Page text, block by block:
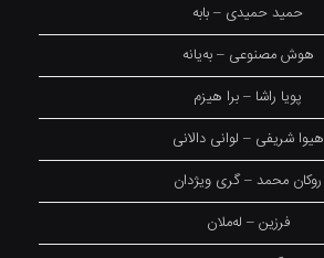
حمید حمیدی – بابه
هوش مصنوعی – بەیانە
پویا راشا – برا هیزم
هیوا شریفی – لوانی دالانی
روکان محمد – گری ویژدان
فرزین – لەملان